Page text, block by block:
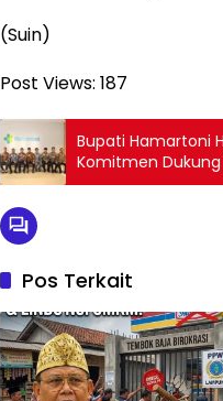
(Suin)
Post Views: 187
Bupati Hamartoni
Komitmen Dukung
Pos Terkait